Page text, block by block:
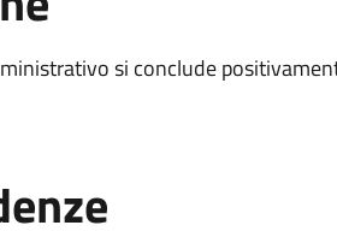
si conclude